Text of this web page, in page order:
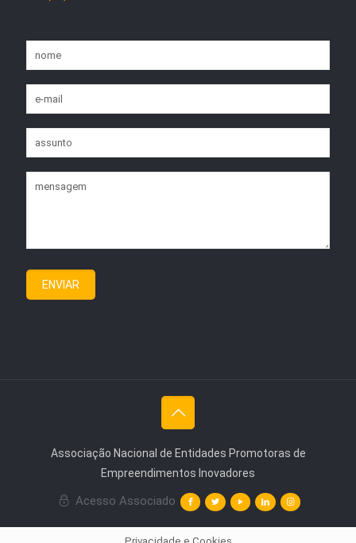
Associação Nacional de Entidades Promotoras de
Empreendimentos Inovadores
Acesso Associado